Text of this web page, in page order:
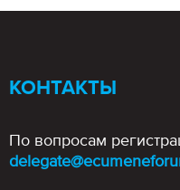
КОНТАКТЫ
По вопросам